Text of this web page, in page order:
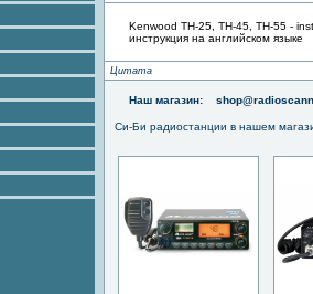
Kenwood TH-25, TH-45, TH-55 -
инструкция на английском языке
Цитата
Наш магазин:
Си-Би радиостанции в нашем